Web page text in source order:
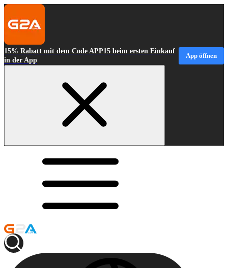
15% Rabatt mit dem Code APP15 beim ersten Einkauf
in der App
App öffnen